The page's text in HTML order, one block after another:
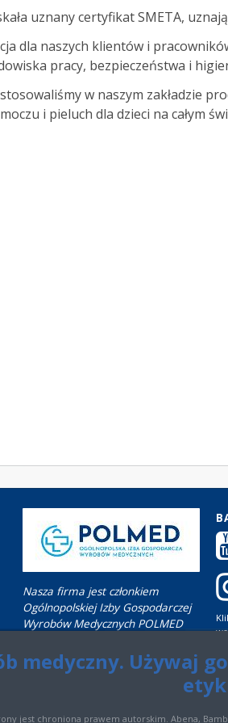
uznany certyfikat SMETA,
dla naszych klientów i
pracy, bezpieczeństwa i
w naszym zakładzie
i pieluch dla dzieci na całym
Nasza firma jest członkiem
Ogólnopolskiej Izby Gospodarczej
Wyrobów Medycznych POLMED
medyczny. Używaj
jest chroniona prawem autorskim. Abena,